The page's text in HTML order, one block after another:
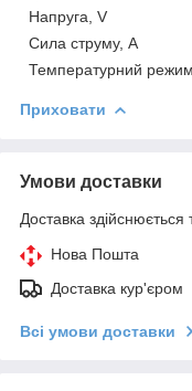
Напруга, V
Сила струму, A
Температурний режим
Приховати
Умови доставки
Доставка здійснюється
Нова Пошта
Доставка кур'єром
Всі умови доставки